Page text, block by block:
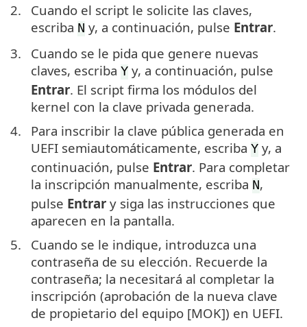
2.
Cuando el script le solicite las claves,
escriba N y, a continuación, pulse Entrar.
3.
Cuando se le pida que genere nuevas
claves, escriba Y y, a continuación, pulse
Entrar. El script firma los módulos del
kernel con la clave privada generada.
4.
Para inscribir la clave pública generada en
UEFI semiautomáticamente, escriba Y y, a
continuación, pulse Entrar. Para completar
la inscripción manualmente, escriba N,
pulse Entrar y siga las instrucciones que
aparecen en la pantalla.
5.
Cuando se le indique, introduzca una
contraseña de su elección. Recuerde la
contraseña; la necesitará al completar la
inscripción (aprobación de la nueva clave
de propietario del equipo [MOK]) en UEFI.